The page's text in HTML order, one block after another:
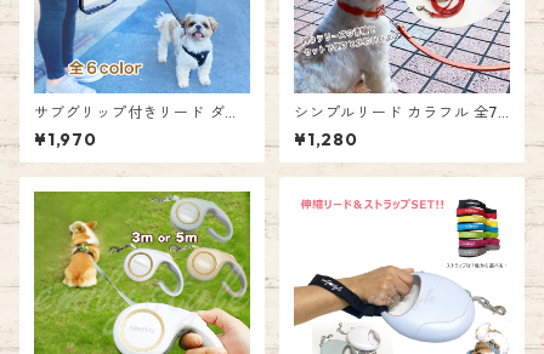
サブグリップ付きリード ダブ
ルハンドル リード 小型犬 中型
犬 大型犬 引っ張り癖 犬 ペッ
ト お散歩 お出かけ リーダーウ
ystyle
¥1,970
シンプルリード カラフル 全7
色 おしゃれ 犬 お散歩 合皮 レ
ザー風 マット 無地 ペット 女
の子 男の子 スタンダードリー
エミリースタイル emilystyle
¥1,280